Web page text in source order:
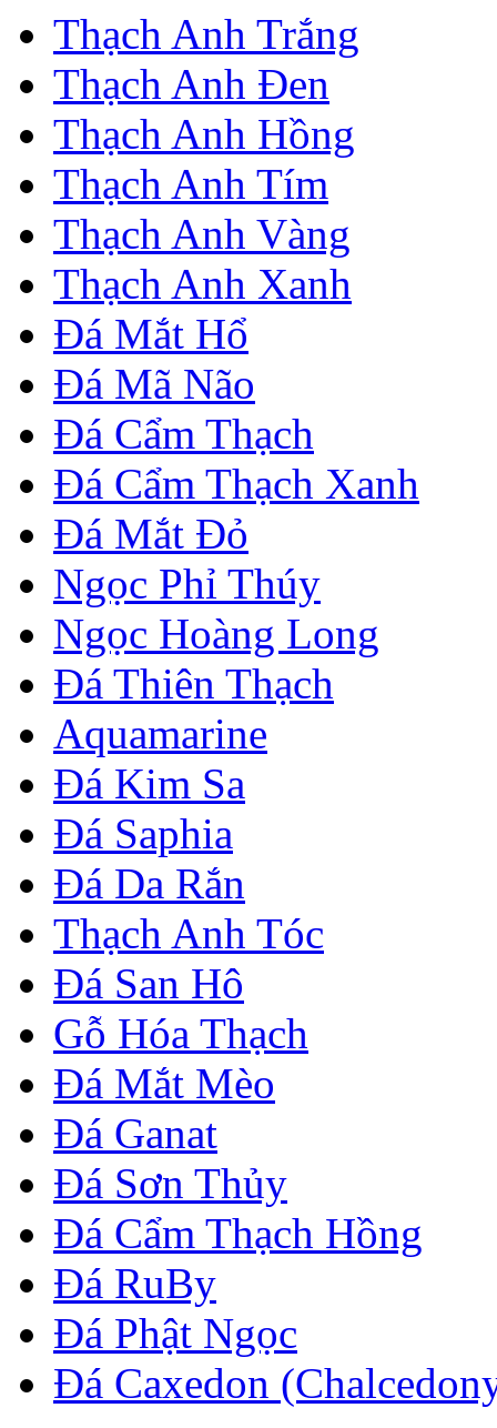
Thạch Anh Trắng
Thạch Anh Đen
Thạch Anh Hồng
Thạch Anh Tím
Thạch Anh Vàng
Thạch Anh Xanh
Đá Mắt Hổ
Đá Mã Não
Đá Cẩm Thạch
Đá Cẩm Thạch Xanh
Đá Mắt Đỏ
Ngọc Phỉ Thúy
Ngọc Hoàng Long
Đá Thiên Thạch
Aquamarine
Đá Kim Sa
Đá Saphia
Đá Da Rắn
Thạch Anh Tóc
Đá San Hô
Gỗ Hóa Thạch
Đá Mắt Mèo
Đá Ganat
Đá Sơn Thủy
Đá Cẩm Thạch Hồng
Đá RuBy
Đá Phật Ngọc
Đá Caxedon